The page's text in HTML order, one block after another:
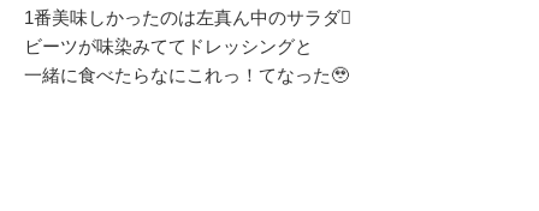
1番美味しかったのは左真ん中のサラダ🫜
ビーツが味染みててドレッシングと
一緒に食べたらなにこれっ！てなった🥹